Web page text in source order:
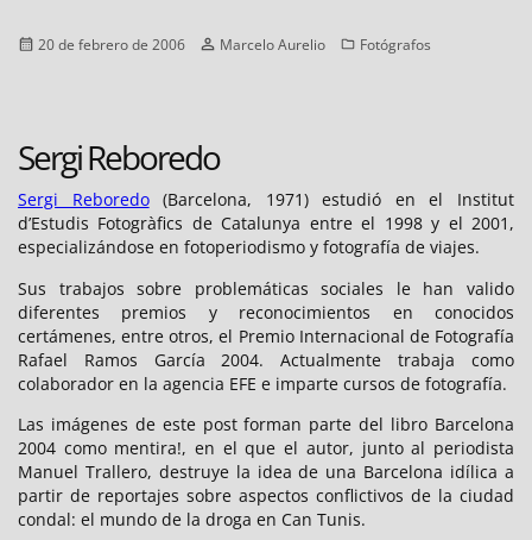
Publicado
20 de febrero de 2006 Autor
Marcelo Aurelio Categorías
Fotógrafos
Sergi Reboredo
Sergi Reboredo(Barcelona, 1971) estudió en el Institut
d’Estudis Fotogràfics de Catalunya entre el 1998 y el 2001,
especializándose en fotoperiodismo y fotografía de viajes.
Sus trabajos sobre problemáticas sociales le han valido
diferentes premios y reconocimientos en conocidos
certámenes, entre otros, el Premio Internacional de Fotografía
Rafael Ramos García 2004. Actualmente trabaja como
colaborador en la agencia EFE e imparte cursos de fotografía.
Las imágenes de este post forman parte del libro Barcelona
2004 como mentira!, en el que el autor, junto al periodista
Manuel Trallero, destruye la idea de una Barcelona idílica a
partir de reportajes sobre aspectos conflictivos de la ciudad
condal: el mundo de la droga en Can Tunis.